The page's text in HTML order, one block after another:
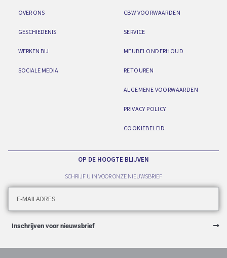
OVER ONS
GESCHIEDENIS
WERKEN BIJ
SOCIALE MEDIA
CBW VOORWAARDEN
SERVICE
MEUBELONDERHOUD
RETOUREN
ALGEMENE VOORWAARDEN
PRIVACY POLICY
COOKIEBELEID
OP DE HOOGTE BLIJVEN
SCHRIJF U IN VOOR ONZE NIEUWSBRIEF
Inschrijven voor nieuwsbrief